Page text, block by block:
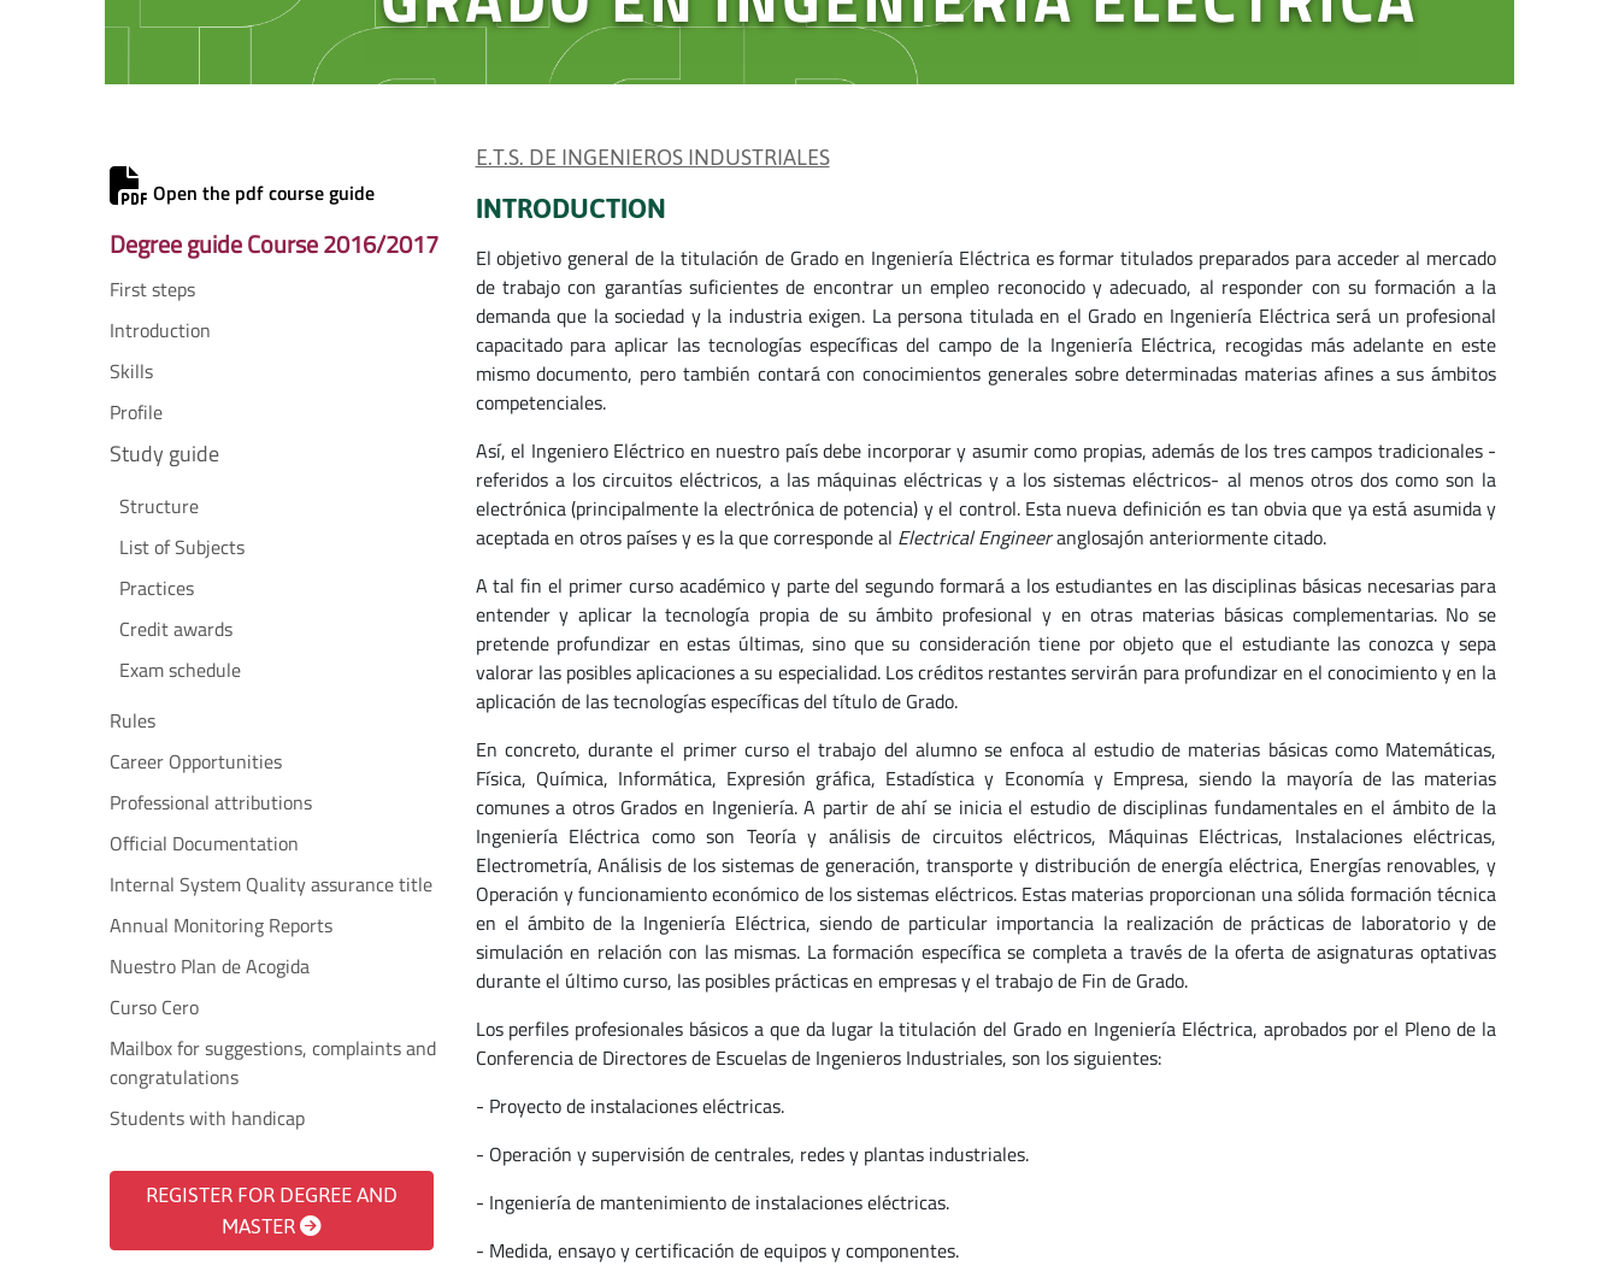
Open the pdf course guide
Degree guide Course 2016/2017
First steps
Introduction
Skills
Profile
Study guide
Structure
List of Subjects
Practices
Credit awards
Exam schedule
Rules
Career Opportunities
Professional attributions
Official Documentation
Internal System Quality assurance title
Annual Monitoring Reports
Nuestro Plan de Acogida
Curso Cero
Mailbox for suggestions, complaints and
congratulations
Students with handicap
REGISTER FOR DEGREE AND
MASTER
E.T.S. DE INGENIEROS INDUSTRIALES
INTRODUCTION
El objetivo general de la titulación de Grado en Ingeniería Eléctrica es formar titulados preparados para acceder al mercado
de trabajo con garantías suficientes de encontrar un empleo reconocido y adecuado, al responder con su formación a la
demanda que la sociedad y la industria exigen. La persona titulada en el Grado en Ingeniería Eléctrica será un profesional
capacitado para aplicar las tecnologías específicas del campo de la Ingeniería Eléctrica, recogidas más adelante en este
mismo documento, pero también contará con conocimientos generales sobre determinadas materias afines a sus ámbitos
competenciales.
Así, el Ingeniero Eléctrico en nuestro país debe incorporar y asumir como propias, además de los tres campos tradicionales -
referidos a los circuitos eléctricos, a las máquinas eléctricas y a los sistemas eléctricos- al menos otros dos como son la
electrónica (principalmente la electrónica de potencia) y el control. Esta nueva definición es tan obvia que ya está asumida y
aceptada en otros países y es la que corresponde al Electrical Engineeranglosajón anteriormente citado.
A tal fin el primer curso académico y parte del segundo formará a los estudiantes en las disciplinas básicas necesarias para
entender y aplicar la tecnología propia de su ámbito profesional y en otras materias básicas complementarias. No se
pretende profundizar en estas últimas, sino que su consideración tiene por objeto que el estudiante las conozca y sepa
valorar las posibles aplicaciones a su especialidad. Los créditos restantes servirán para profundizar en el conocimiento y en la
aplicación de las tecnologías específicas del título de Grado.
En concreto, durante el primer curso el trabajo del alumno se enfoca al estudio de materias básicas como Matemáticas,
Física, Química, Informática, Expresión gráfica, Estadística y Economía y Empresa, siendo la mayoría de las materias
comunes a otros Grados en Ingeniería. A partir de ahí se inicia el estudio de disciplinas fundamentales en el ámbito de la
Ingeniería Eléctrica como son Teoría y análisis de circuitos eléctricos, Máquinas Eléctricas, Instalaciones eléctricas,
Electrometría, Análisis de los sistemas de generación, transporte y distribución de energía eléctrica, Energías renovables, y
Operación y funcionamiento económico de los sistemas eléctricos. Estas materias proporcionan una sólida formación técnica
en el ámbito de la Ingeniería Eléctrica, siendo de particular importancia la realización de prácticas de laboratorio y de
simulación en relación con las mismas. La formación específica se completa a través de la oferta de asignaturas optativas
durante el último curso, las posibles prácticas en empresas y el trabajo de Fin de Grado.
Los perfiles profesionales básicos a que da lugar la titulación del Grado en Ingeniería Eléctrica, aprobados por el Pleno de la
Conferencia de Directores de Escuelas de Ingenieros Industriales, son los siguientes:
- Proyecto de instalaciones eléctricas.
- Operación y supervisión de centrales, redes y plantas industriales.
- Ingeniería de mantenimiento de instalaciones eléctricas.
- Medida, ensayo y certificación de equipos y componentes.